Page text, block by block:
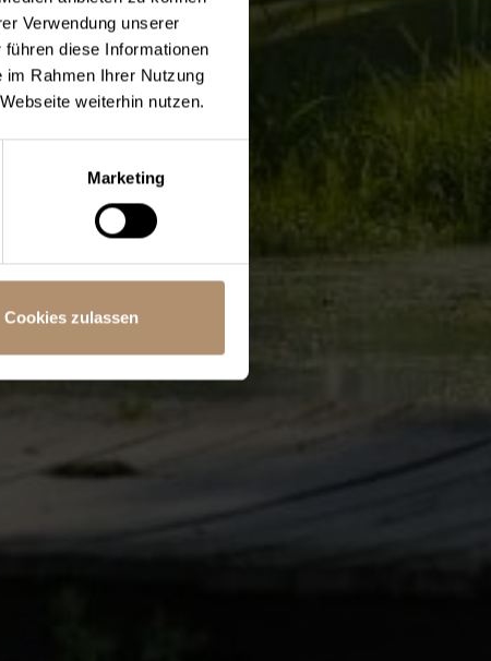
Verwendung unserer
diese Informationen
im Rahmen Ihrer Nutzung
weiterhin nutzen.
Marketing
Cookies zulassen